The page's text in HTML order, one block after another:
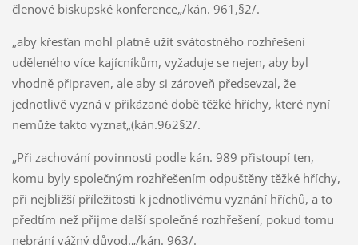
členové biskupské konference„/kán. 961,§2/.
„aby křesťan mohl platně užít svátostného rozhřešení
uděleného více kajícníkům, vyžaduje se nejen, aby byl
vhodně připraven, ale aby si zároveň předsevzal, že
jednotlivě vyzná v přikázané době těžké hříchy, které nyní
nemůže takto vyznat„(kán.962§2/.
„Při zachování povinnosti podle kán. 989 přistoupí ten,
komu byly společným rozhřešením odpuštěny těžké hříchy,
při nejbližší příležitosti k jednotlivému vyznání hříchů, a to
předtím než přijme další společné rozhřešení, pokud tomu
nebrání vážný důvod.„/kán. 963/.